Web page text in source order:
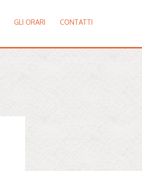
GLI ORARI CONTATTI